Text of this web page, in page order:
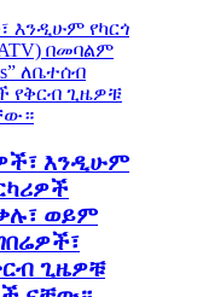
እንዲሁም
ወይም
ጊዜዎቹ